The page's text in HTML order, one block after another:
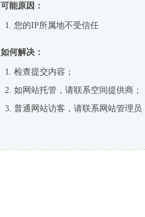
可能原因：
您的IP所属地不受信任
如何解决：
检查提交内容；
如网站托管，请联系空间提供商；
普通网站访客，请联系网站管理员